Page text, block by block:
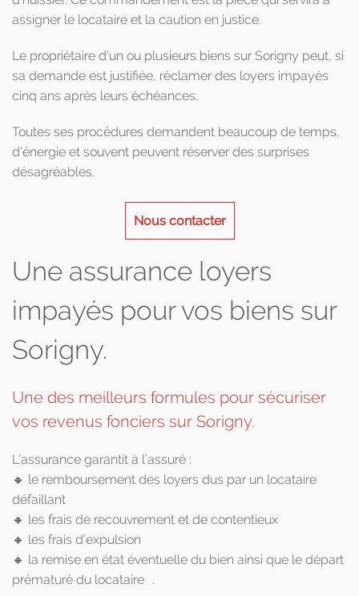
assigner le locataire et la caution en justice.
Le propriétaire d'un ou plusieurs biens sur Sorigny peut, si
sa demande est justifiée, réclamer des loyers impayés
cinq ans après leurs échéances.
Toutes ses procédures demandent beaucoup de temps,
d'énergie et souvent peuvent réserver des surprises
désagréables.
Nous contacter
Une assurance loyers
impayés pour vos biens sur
Sorigny.
Une des meilleurs formules pour sécuriser
vos revenus fonciers sur Sorigny.
L’assurance garantit à l’assuré :
🔸 le remboursement des loyers dus par un locataire
défaillant
🔸 les frais de recouvrement et de contentieux
🔸 les frais d’expulsion
🔸 la remise en état éventuelle du bien ainsi que le départ
prématuré du locataire .